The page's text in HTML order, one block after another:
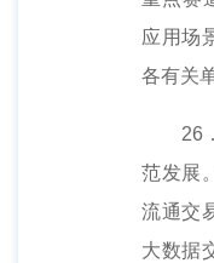
应用场
各有关
26．
范发展
流通交
大数据